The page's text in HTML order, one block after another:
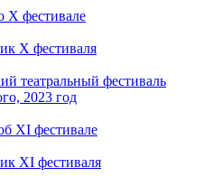
фестивале
X фестиваля
театральный фестиваль
2023 год
XI фестивале
XI фестиваля